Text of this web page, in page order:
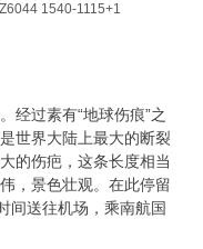
1540-1115+1
经过素有“地球伤痕”之
世界大陆上最大的断裂
的伤疤，这条长度相当
，景色壮观。在此停留
间送往机场，乘南航国